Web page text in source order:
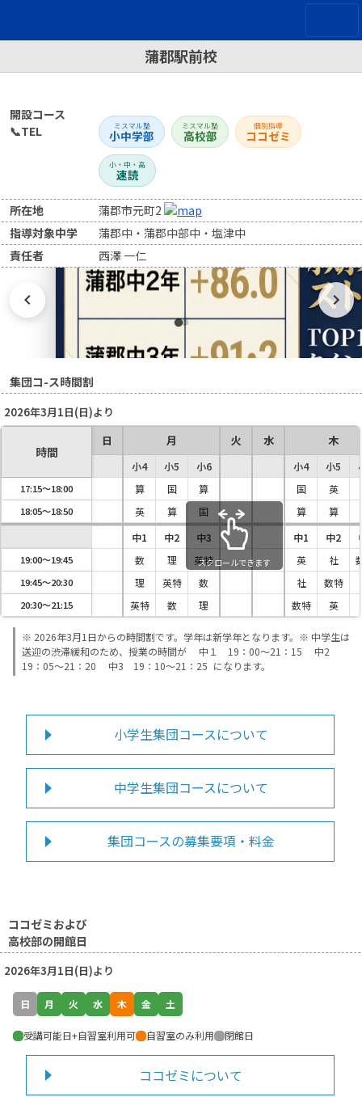
蒲郡駅前校
開設コース
📞TEL
ミスマル塾
小中学部
ミスマル塾
高校部
個別指導
ココゼミ
小・中・高
速読
所在地
蒲郡市元町2
指導対象中学
蒲郡中・蒲郡中部中・塩津中
責任者
西澤 一仁
蒲郡中2・3年1学期期末テスト結果
集団コ-ス時間割
2026年3月1日(日)より
時間
日 月 火 水 木
小4 小5 小6 小4 小5
17:15〜18:00 算 国 算 国 英
18:05〜18:50 英 算 国 算 算
中1
中2 中3 中1 中2
19:00〜19:45 数 理 英特 英 社
19:45〜20:30 理 英特 数 社 数特
20:30〜21:15 英特 数 理 数特 英
スクロールできます
※ 2026年3月1日からの時間割です。学年は新学年となります。※ 中学生は
送迎の渋滞緩和のため、授業の時間が 中１ 19：00～21：15 中2
19：05～21：20 中3 19：10～21：25 になります。
小学生集団コースについて
中学生集団コースについて
集団コースの募集要項・料金
ココゼミおよび
高校部の開館日
2026年3月1日(日)より
日 月 火 水 木 金 土
受講可能日+自習室利用可 自習室のみ利用 閉館日
ココゼミについて